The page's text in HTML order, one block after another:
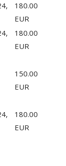
180.00
EUR
180.00
EUR
150.00
EUR
180.00
EUR